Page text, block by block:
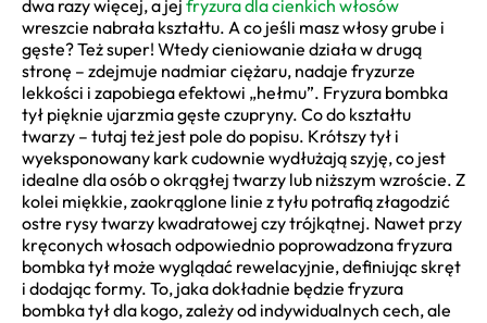
dwa razy więcej, a jej fryzura dla cienkich włosów
wreszcie nabrała kształtu. A co jeśli masz włosy grube i
gęste? Też super! Wtedy cieniowanie działa w drugą
stronę – zdejmuje nadmiar ciężaru, nadaje fryzurze
lekkości i zapobiega efektowi „hełmu”. Fryzura bombka
tył pięknie ujarzmia gęste czupryny. Co do kształtu
twarzy – tutaj też jest pole do popisu. Krótszy tył i
wyeksponowany kark cudownie wydłużają szyję, co jest
idealne dla osób o okrągłej twarzy lub niższym wzroście. Z
kolei miękkie, zaokrąglone linie z tyłu potrafią złagodzić
ostre rysy twarzy kwadratowej czy trójkątnej. Nawet przy
kręconych włosach odpowiednio poprowadzona fryzura
bombka tył może wyglądać rewelacyjnie, definiując skręt
i dodając formy. To, jaka dokładnie będzie fryzura
bombka tył dla kogo, zależy od indywidualnych cech, ale